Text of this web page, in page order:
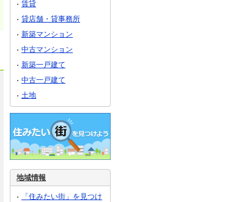
賃貸
貸店舗・貸事務所
新築マンション
中古マンション
新築一戸建て
中古一戸建て
土地
地域情報
「住みたい街」を見つけ